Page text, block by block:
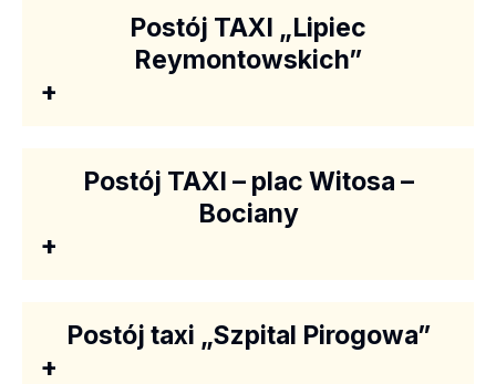
Postój TAXI „Lipiec
Reymontowskich”
+
Postój TAXI – plac Witosa –
Bociany
+
Postój taxi „Szpital Pirogowa”
+